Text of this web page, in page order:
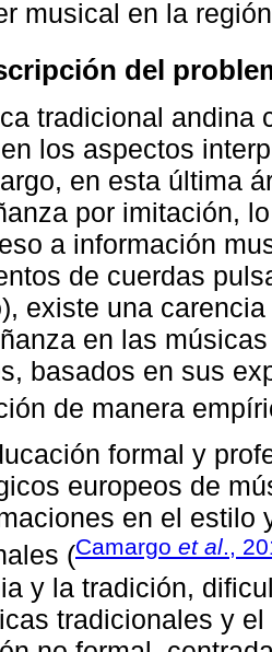
musical en la
del
tradicional andina
los aspectos
en esta última
por imitación,
a información
de cuerdas
existe una
en las
basados en sus
de manera
formal y
europeos de
en el estilo
(Camargo et al.,
y la tradición,
tradicionales y